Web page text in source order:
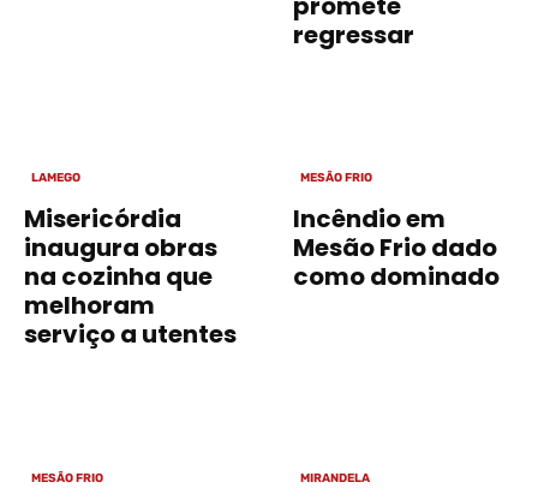
regressar
LAMEGO
Misericórdia
inaugura obras
na cozinha que
melhoram
serviço a utentes
MESÃO FRIO
Incêndio em
Mesão Frio dado
como dominado
MESÃO FRIO MIRANDELA